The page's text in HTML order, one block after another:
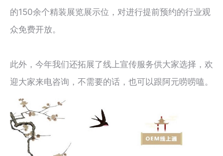
的150余个精装展览展示位，对进行提前预约的行业观
众免费开放。
此外，今年我们还拓展了线上宣传服务供大家选择，欢
迎大家来电咨询，不需要的话，也可以跟阿元唠唠嗑。